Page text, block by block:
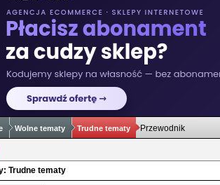
Wolne tematy Trudne tematy Przewodnik
Trudne tematy